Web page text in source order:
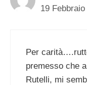
19
Per
premesso che
Rutelli, mi